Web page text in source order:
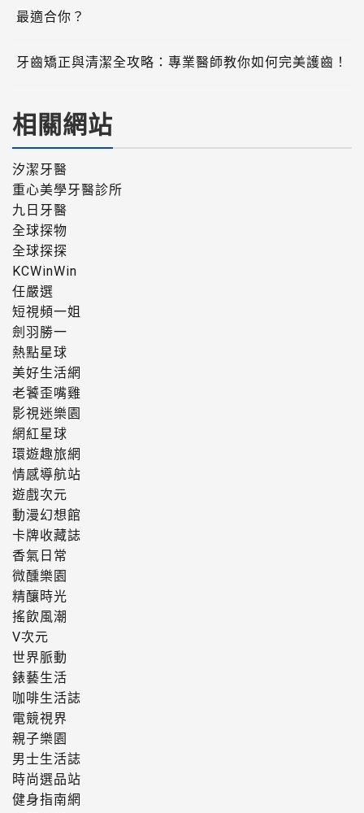
最適合你？
牙齒矯正與清潔全攻略：專業醫師教你如何完美護齒！
相關網站
汐潔牙醫
重心美學牙醫診所
九日牙醫
全球探物
全球探探
KCWinWin
任嚴選
短視頻一姐
劍羽勝一
熱點星球
美好生活網
老饕歪嘴雞
影視迷樂園
網紅星球
環遊趣旅網
情感導航站
遊戲次元
動漫幻想館
卡牌收藏誌
香氣日常
微醺樂園
精釀時光
搖飲風潮
V次元
世界脈動
錶藝生活
咖啡生活誌
電競視界
親子樂園
男士生活誌
時尚選品站
健身指南網